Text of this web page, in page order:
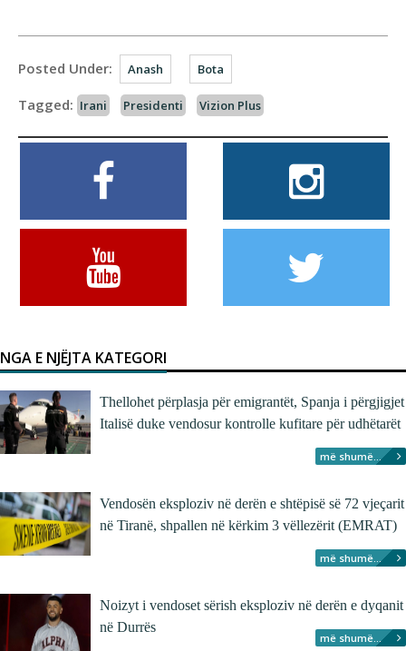
Posted Under: Anash Bota
Tagged: Irani Presidenti Vizion Plus
NGA E NJËJTA KATEGORI
Thellohet përplasja për emigrantët, Spanja i përgjigjet
Italisë duke vendosur kontrolle kufitare për udhëtarët
më shumë...
Vendosën eksploziv në derën e shtëpisë së 72 vjeçarit
në Tiranë, shpallen në kërkim 3 vëllezërit (EMRAT)
më shumë...
Noizyt i vendoset sërish eksploziv në derën e dyqanit
në Durrës
më shumë...